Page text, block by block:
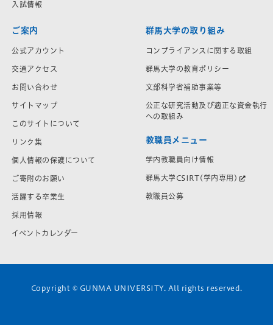
入試情報
ご案内
公式アカウント
交通アクセス
お問い合わせ
サイトマップ
このサイトについて
リンク集
個人情報の保護について
ご寄附のお願い
活躍する卒業生
採用情報
イベントカレンダー
群馬大学の取り組み
コンプライアンスに関する取組
群馬大学の教育ポリシー
文部科学省補助事業等
公正な研究活動及び適正な資金執行
への取組み
教職員メニュー
学内教職員向け情報
群馬大学CSIRT(学内専用)
教職員公募
Copyright © GUNMA UNIVERSITY. All rights reserved.